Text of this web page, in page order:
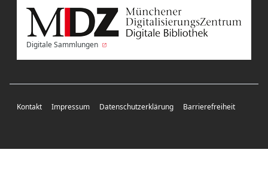
Digitale Sammlungen
Kontakt Impressum Datenschutzerklärung Barrierefreiheit